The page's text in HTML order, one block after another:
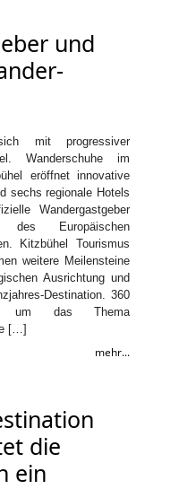
und
mit progressiver
Wanderschuhe im
eröffnet innovative
sechs regionale Hotels
Wandergastgeber
Europäischen
Kitzbühel Tourismus
weitere Meilensteine
Ausrichtung und
Destination. 360
um das Thema
[…]
mehr...
die
ein